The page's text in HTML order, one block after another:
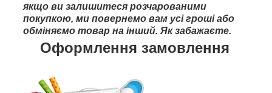
якщо ви залишитеся розчарованими
покупкою, ми повернемо вам усі гроші або
обміняємо товар на інший. Як забажаєте.
Оформлення замовлення